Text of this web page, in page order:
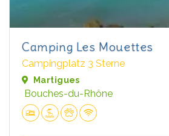
Camping Les Mouettes
Campingplatz 3 Sterne
Martigues
Bouches-du-Rhône